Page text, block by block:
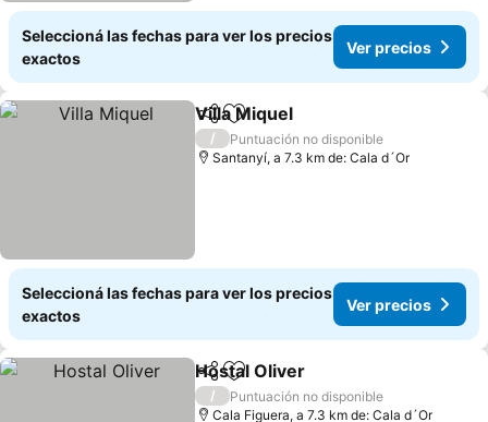
Seleccioná las fechas para ver los precios
exactos
Ver precios
CompartirAñadir a favoritos
Villa Miquel
/
Puntuación no disponible
Santanyí, a 7.3 km de: Cala d´Or
Seleccioná las fechas para ver los precios
exactos
Ver precios
CompartirAñadir a favoritos
Hostal Oliver
/
Puntuación no disponible
Cala Figuera, a 7.3 km de: Cala d´Or